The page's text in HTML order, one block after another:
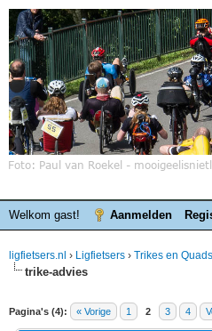
Welkom gast! Aanmelden
ligfietsers.nl › Ligfietsers › Trikes en Quads
trike-advies
Pagina's (4): « Vorige 1 2 3 4
waardering is 0